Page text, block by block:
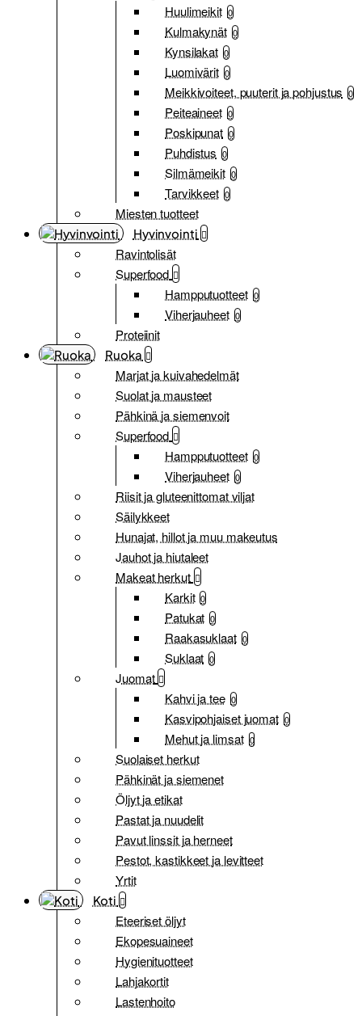
Huulimeikit 0
Kulmakynät 0
Kynsilakat 0
Luomivärit 0
Meikkivoiteet, puuterit ja pohjustus 0
Peiteaineet 0
Poskipunat 0
Puhdistus 0
Silmämeikit 0
Tarvikkeet 0
Miesten tuotteet
Hyvinvointi
Ravintolisät
Superfood
Hampputuotteet 0
Viherjauheet 0
Proteiinit
Ruoka
Marjat ja kuivahedelmät
Suolat ja mausteet
Pähkinä ja siemenvoit
Superfood
Hampputuotteet 0
Viherjauheet 0
Riisit ja gluteenittomat viljat
Säilykkeet
Hunajat, hillot ja muu makeutus
Jauhot ja hiutaleet
Makeat herkut
Karkit 0
Patukat 0
Raakasuklaat 0
Suklaat 0
Juomat
Kahvi ja tee 0
Kasvipohjaiset juomat 0
Mehut ja limsat 0
Suolaiset herkut
Pähkinät ja siemenet
Öljyt ja etikat
Pastat ja nuudelit
Pavut linssit ja herneet
Pestot, kastikkeet ja levitteet
Yrtit
Koti
Eteeriset öljyt
Ekopesuaineet
Hygienituotteet
Lahjakortit
Lastenhoito